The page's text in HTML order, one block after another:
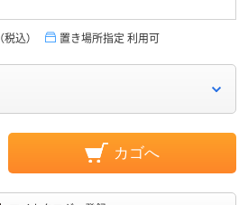
（税込） 置き場所指定 利用可
カゴへ